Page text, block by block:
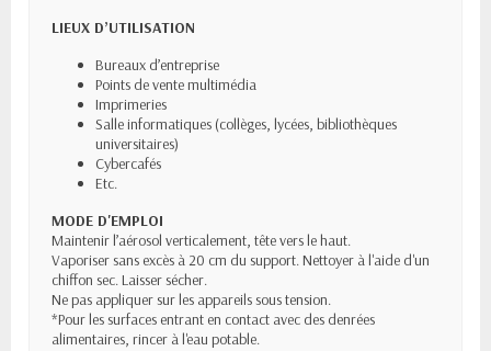
LIEUX D’UTILISATION
Bureaux d’entreprise
Points de vente multimédia
Imprimeries
Salle informatiques (collèges, lycées, bibliothèques
universitaires)
Cybercafés
Etc.
MODE D'EMPLOI
Maintenir l’aérosol verticalement, tête vers le haut.
Vaporiser sans excès à 20 cm du support. Nettoyer à l'aide d'un
chiffon sec. Laisser sécher.
Ne pas appliquer sur les appareils sous tension.
*Pour les surfaces entrant en contact avec des denrées
alimentaires, rincer à l'eau potable.